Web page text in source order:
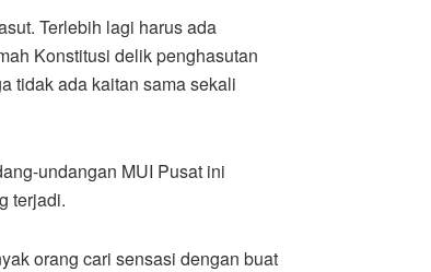
Terlebih lagi harus ada
Konstitusi delik penghasutan
tidak ada kaitan sama sekali
undangan MUI Pusat ini
terjadi.
orang cari sensasi dengan buat